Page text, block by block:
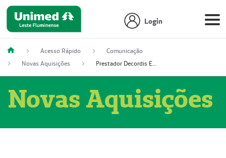
Login
Acesso Rápido
Comunicação
Novas Aquisições
Prestador Decordis Exames Cardiológicos LTDA (51004346-0)
Novas Aquisições